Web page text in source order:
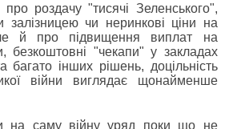
роздачу "тисячі Зеленського",
залізницею чи неринкові ціни на
й про підвищення виплат на
безкоштовні "чекапи" у закладах
багато інших рішень, доцільність
війни виглядає щонайменше
на саму війну уряд поки що не